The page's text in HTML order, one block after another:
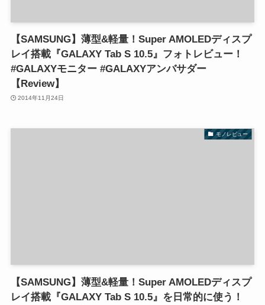
【SAMSUNG】薄型&軽量！Super AMOLEDディスプ
レイ搭載『GALAXY Tab S 10.5』フォトレビュー！
#GALAXYモニター #GALAXYアンバサダー
【Review】
2014年11月24日
モノレビュー
【SAMSUNG】薄型&軽量！Super AMOLEDディスプ
レイ搭載『GALAXY Tab S 10.5』を日常的に使う！